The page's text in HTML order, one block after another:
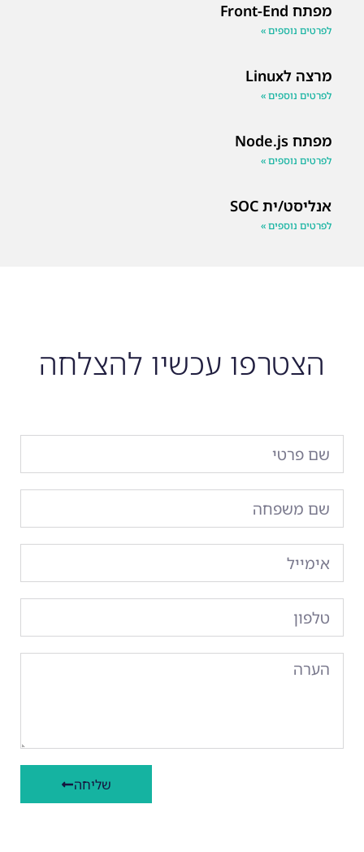
מפתח Front-End
לפרטים נוספים »
מרצה לLinux
לפרטים נוספים »
מפתח Node.js
לפרטים נוספים »
אנליסט/ית SOC
לפרטים נוספים »
הצטרפו עכשיו להצלחה
שליחה